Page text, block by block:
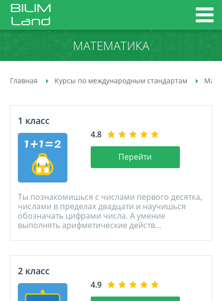
МАТЕМАТИКА
Главная Курсы по международным стандартам
1 класс
4.8
Перейти
Ты познакомишься с числами первого десятка,
числами в пределах двадцати и научишься
обозначать цифрами числа. А умение
выполнять арифметические действ...
2 класс
4.9